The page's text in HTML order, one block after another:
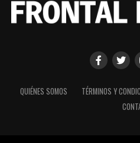
QUIÉNES SOMOS TÉRMINOS Y